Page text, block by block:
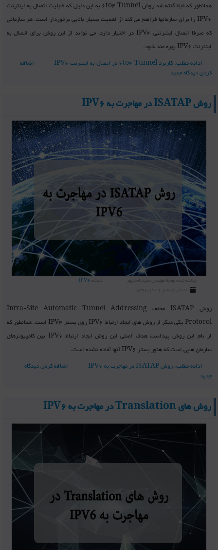
همانطور که قبلا گفته شد روش 6to4 Tunnel به این دلیل که قابلیت اتصال به اینترنت
IPV6 را برای سازمانها فراهم می کند از اهمیت بسیار بالایی برخوردار است. هر سازمانی
که صرفا اتصال اینترنتی IPV4 در اختیار دارد، می تواند از این روش برای اتصال به
اینترنت IPV6 بهره مند شود.
ادامه مطلب: کاربرد 6to4 Tunnel در اتصال به اینترنت IPV6
اضافه
کردن دیدگاه جدید
روش ISATAP در مهاجرت به IPV6
نوشته شده توسطمهندس مجید اسدپور دسته: IPV6
منتشر شده در 09 دی 1396
روش ISATAP مخفف Intra-Site Automatic Tunnel Addressing
Protocol یکی دیگر از روش های ایجاد ارتباط IPV6 روی بستر IPV4 است. همانطور که
از نام این روش پیداست هدف اصلی این روش ایجاد ارتباط IPV6 بین کامپیوترهای
سازمان هایی است که هنوز بستر IPV6 آنها آماده نشده است.
ادامه مطلب: روش ISATAP در مهاجرت به IPV6
اضافه کردن دیدگاه
جدید
روش های Translation در مهاجرت به IPV6